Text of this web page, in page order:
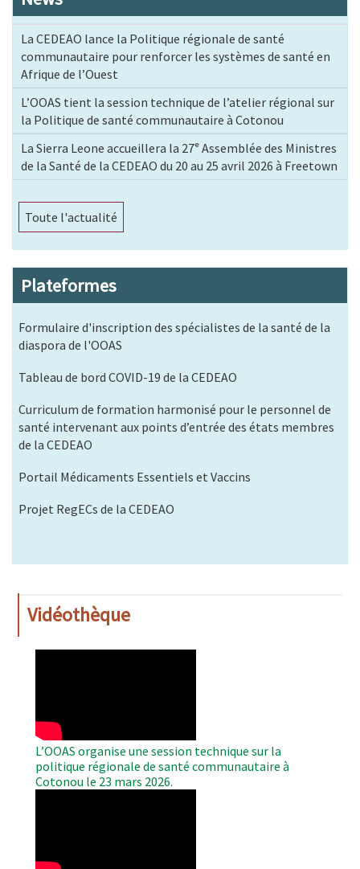
La CEDEAO lance la Politique régionale de santé
communautaire pour renforcer les systèmes de santé en
Afrique de l’Ouest
L’OOAS tient la session technique de l’atelier régional sur
la Politique de santé communautaire à Cotonou
La Sierra Leone accueillera la 27ᵉ Assemblée des Ministres
de la Santé de la CEDEAO du 20 au 25 avril 2026 à Freetown
Toute l'actualité
Plateformes
Formulaire d'inscription des spécialistes de la santé de la
diaspora de l'OOAS
Tableau de bord COVID-19 de la CEDEAO
Curriculum de formation harmonisé pour le personnel de
santé intervenant aux points d’entrée des états membres
de la CEDEAO
Portail Médicaments Essentiels et Vaccins
Projet RegECs de la CEDEAO
Vidéothèque
L’OOAS organise une session technique sur la
politique régionale de santé communautaire à
Cotonou le 23 mars 2026.